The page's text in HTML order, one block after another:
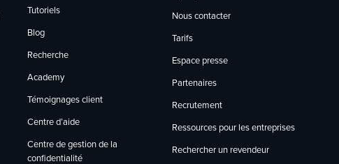
Tutoriels
Blog
Recherche
Academy
Témoignages client
Centre d’aide
Centre de gestion de la
confidentialité
Nous contacter
Tarifs
Espace presse
Partenaires
Recrutement
Ressources pour les entreprises
Rechercher un revendeur